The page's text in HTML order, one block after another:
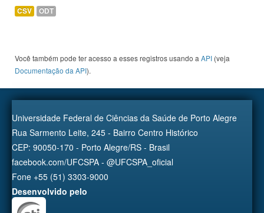
CSV ODT
Você também pode ter acesso a esses registros usando a API (veja
Documentação da API).
Universidade Federal de Ciências da Saúde de Porto Alegre
Rua Sarmento Leite, 245 - Bairro Centro Histórico
CEP: 90050-170 - Porto Alegre/RS - Brasil
facebook.com/UFCSPA - @UFCSPA_oficial
Fone +55 (51) 3303-9000
Desenvolvido pelo